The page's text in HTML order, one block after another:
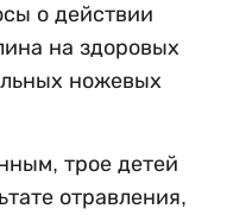
о действии
на здоровых
ножевых
трое детей
отравления,